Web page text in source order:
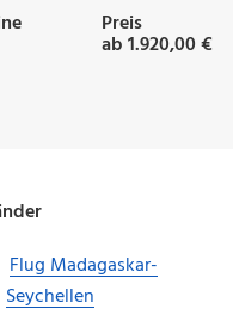
Preis
ab 1.920,00 €
Flug Madagaskar-
Seychellen